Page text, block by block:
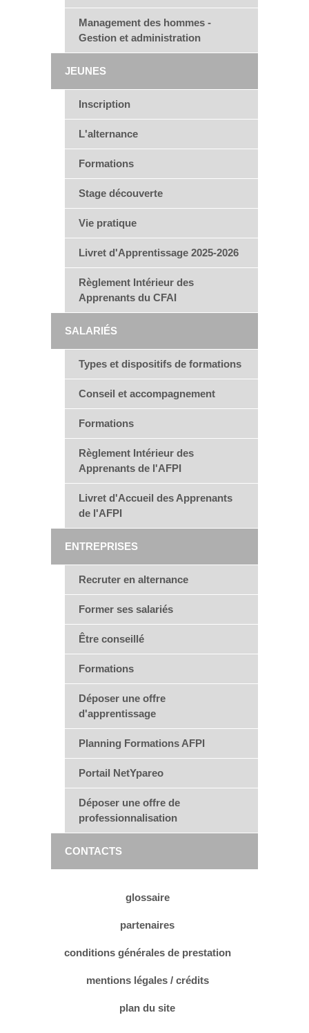
Management des hommes -
Gestion et administration
JEUNES
Inscription
L'alternance
Formations
Stage découverte
Vie pratique
Livret d'Apprentissage 2025-2026
Règlement Intérieur des
Apprenants du CFAI
SALARIÉS
Types et dispositifs de formations
Conseil et accompagnement
Formations
Règlement Intérieur des
Apprenants de l'AFPI
Livret d'Accueil des Apprenants
de l'AFPI
ENTREPRISES
Recruter en alternance
Former ses salariés
Être conseillé
Formations
Déposer une offre
d'apprentissage
Planning Formations AFPI
Portail NetYpareo
Déposer une offre de
professionnalisation
CONTACTS
glossaire
partenaires
conditions générales de prestation
mentions légales / crédits
plan du site